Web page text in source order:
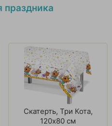
праздника
Скатерть, Три Кота,
120х80 см